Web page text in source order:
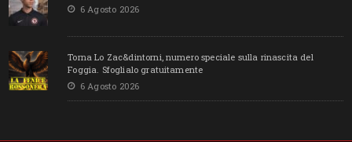
6 Agosto 2026
Torna Lo Zac&dintorni, numero speciale sulla rinascita del
Foggia. Sfoglialo gratuitamente
6 Agosto 2026